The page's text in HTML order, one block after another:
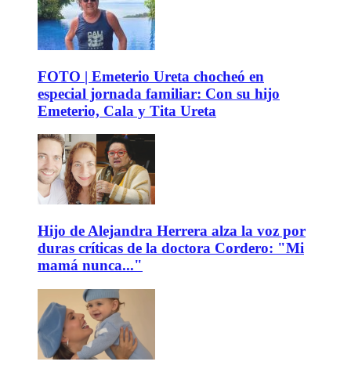
FOTO | Emeterio Ureta chocheó en
especial jornada familiar: Con su hijo
Emeterio, Cala y Tita Ureta
Hijo de Alejandra Herrera alza la voz por
duras críticas de la doctora Cordero: "Mi
mamá nunca..."